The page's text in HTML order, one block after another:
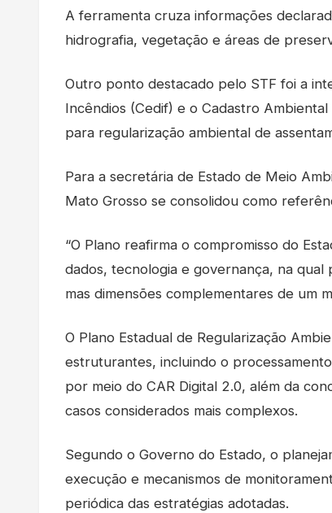
A ferramenta cruza informações
hidrografia, vegetação e áreas de
Outro ponto destacado pelo STF foi a
Incêndios (Cedif) e o Cadastro
para regularização ambiental de
Para a secretária de Estado de Meio
Mato Grosso se consolidou como
“O Plano reafirma o compromisso do
dados, tecnologia e governança, na
mas dimensões complementares de um
O Plano Estadual de Regularização
estruturantes, incluindo o
por meio do CAR Digital 2.0, além da
casos considerados mais complexos.
Segundo o Governo do Estado, o
execução e mecanismos de
periódica das estratégias adotadas.